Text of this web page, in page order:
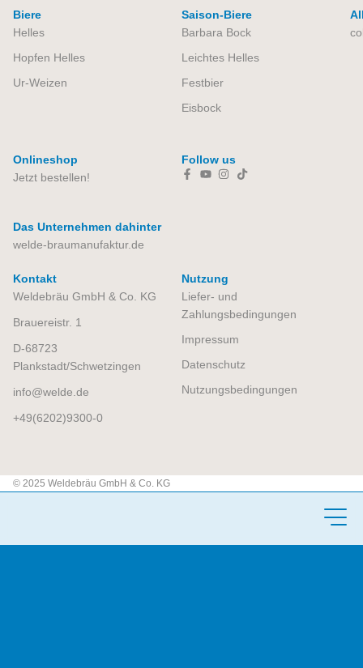
Biere
Helles
Hopfen Helles
Ur-Weizen
Saison-Biere
Barbara Bock
Leichtes Helles
Festbier
Eisbock
Onlineshop
Jetzt bestellen!
Follow us
Das Unternehmen dahinter
welde-braumanufaktur.de
Kontakt
Weldebräu GmbH & Co. KG
Brauereistr. 1
D-68723
Plankstadt/Schwetzingen
info
welde.de
+49(6202)9300-0
Nutzung
Liefer- und
Zahlungsbedingungen
Impressum
Datenschutz
Nutzungsbedingungen​
© 2025 Weldebräu GmbH & Co. KG